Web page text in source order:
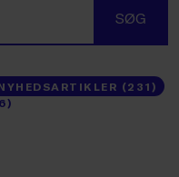
SØG
(231)